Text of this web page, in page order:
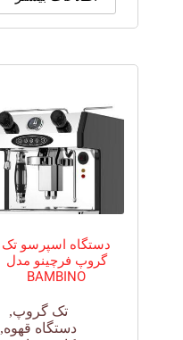
دستگاه اسپرسو تک
گروپ فرچینو مدل
BAMBINO
تک گروپ,
دستگاه قهوه,